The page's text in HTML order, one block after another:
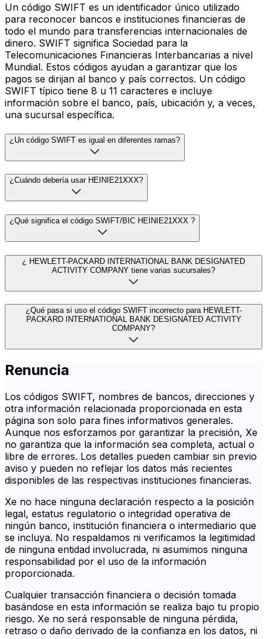
Un código SWIFT es un identificador único utilizado
para reconocer bancos e instituciones financieras de
todo el mundo para transferencias internacionales de
dinero. SWIFT significa Sociedad para la
Telecomunicaciones Financieras Interbancarias a nivel
Mundial. Estos códigos ayudan a garantizar que los
pagos se dirijan al banco y país correctos. Un código
SWIFT típico tiene 8 u 11 caracteres e incluye
información sobre el banco, país, ubicación y, a veces,
una sucursal específica.
¿Un código SWIFT es igual en diferentes ramas?
¿Cuándo debería usar HEINIE21XXX?
¿Qué significa el código SWIFT/BIC HEINIE21XXX ?
¿ HEWLETT-PACKARD INTERNATIONAL BANK DESIGNATED
ACTIVITY COMPANY tiene varias sucursales?
¿Qué pasa si uso el código SWIFT incorrecto para HEWLETT-
PACKARD INTERNATIONAL BANK DESIGNATED ACTIVITY
COMPANY?
Renuncia
Los códigos SWIFT, nombres de bancos, direcciones y
otra información relacionada proporcionada en esta
página son solo para fines informativos generales.
Aunque nos esforzamos por garantizar la precisión, Xe
no garantiza que la información sea completa, actual o
libre de errores. Los detalles pueden cambiar sin previo
aviso y pueden no reflejar los datos más recientes
disponibles de las respectivas instituciones financieras.
Xe no hace ninguna declaración respecto a la posición
legal, estatus regulatorio o integridad operativa de
ningún banco, institución financiera o intermediario que
se incluya. No respaldamos ni verificamos la legitimidad
de ninguna entidad involucrada, ni asumimos ninguna
responsabilidad por el uso de la información
proporcionada.
Cualquier transacción financiera o decisión tomada
basándose en esta información se realiza bajo tu propio
riesgo. Xe no será responsable de ninguna pérdida,
retraso o daño derivado de la confianza en los datos, ni